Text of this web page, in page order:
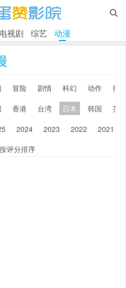

电视剧 综艺 动漫
冒险 剧情 科幻 动作
搞
香港 台湾 日本 韩国
英
2024 2023 2022 2021
按评分排序